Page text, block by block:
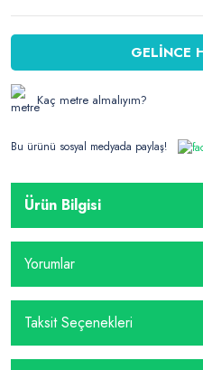
GELİNCE
Kaç metre almalıyım?
Bu ürünü sosyal medyada paylaş!
Ürün Bilgisi
Yorumlar
Taksit Seçenekleri